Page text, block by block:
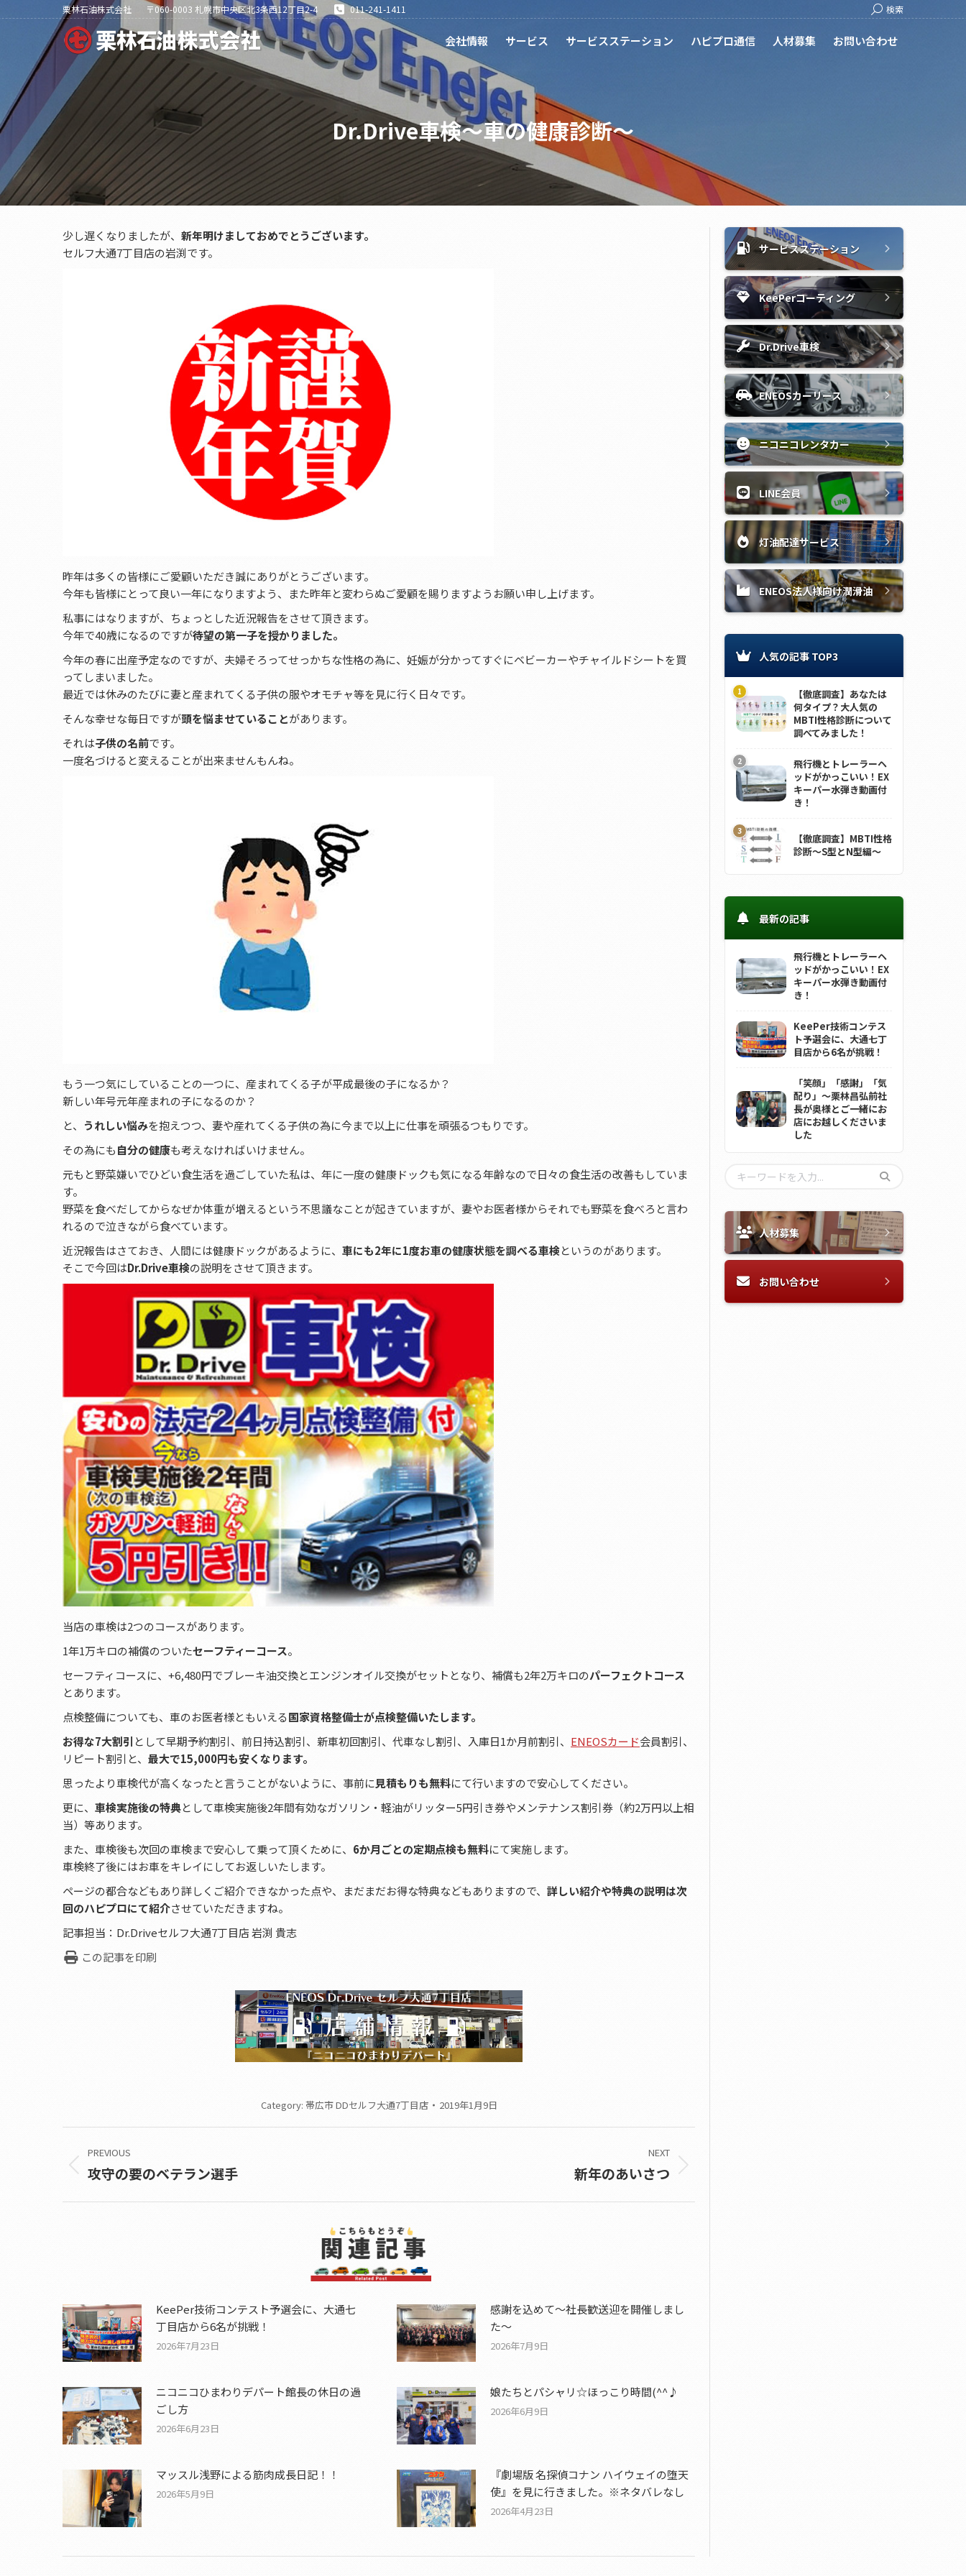
栗林石油株式会社 〒060-0003 札幌市中央区北3条西12丁目2-4 011-241-1411 Search:
検索
会社情報 サービス サービスステーション ハピプロ通信 人材募集 お問い合わせ
Dr.Drive車検～車の健康診断～
少し遅くなりましたが、 新年明けましておめでとうございます。
セルフ大通7丁目店の岩渕です。
昨年は多くの皆様にご愛顧いただき誠にありがとうございます。
今年も皆様にとって良い一年になりますよう、また昨年と変わらぬご愛顧を賜りますようお願い申し上げます。
私事にはなりますが、ちょっとした近況報告をさせて頂きます。
今年で40歳になるのですが待望の第一子を授かりました。
今年の春に出産予定なのですが、夫婦そろってせっかちな性格の為に、妊娠が分かってすぐにベビーカーやチャイルドシートを買
ってしまいました。
最近では休みのたびに妻と産まれてくる子供の服やオモチャ等を見に行く日々です。
そんな幸せな毎日ですが頭を悩ませていることがあります。
それは子供の名前です。
一度名づけると変えることが出来ませんもんね。
もう一つ気にしていることの一つに、産まれてくる子が平成最後の子になるか？
新しい年号元年産まれの子になるのか？
と、 うれしい悩みを抱えつつ、妻や産れてくる子供の為に今まで以上に仕事を頑張るつもりです。
その為にも自分の健康も考えなければいけません。
元もと野菜嫌いでひどい食生活を過ごしていた私は、年に一度の健康ドックも気になる年齢なので日々の食生活の改善もしていま
す。
野菜を食べだしてからなぜか体重が増えるという不思議なことが起きていますが、妻やお医者様からそれでも野菜を食べろと言わ
れるので泣きながら食べています。
近況報告はさておき、人間には健康ドックがあるように、 車にも2年に1度お車の健康状態を調べる車検というのがあります。
そこで今回はDr.Drive車検の説明をさせて頂きます。
当店の車検は2つのコースがあります。
1年1万キロの補償のついたセーフティーコース。
セーフティコースに、+6,480円でブレーキ油交換とエンジンオイル交換がセットとなり、補償も2年2万キロのパーフェクトコース
とあります。
点検整備についても、車のお医者様ともいえる国家資格整備士が点検整備いたします。
お得な7大割引 として早期予約割引、前日持込割引、新車初回割引、代車なし割引、入庫日1か月前割引、 ENEOSカード会員割引、
リピート割引と、 最大で15,000円も安くなります。
思ったより車検代が高くなったと言うことがないように、事前に見積もりも無料にて行いますので安心してください。
更に、 車検実施後の特典として車検実施後2年間有効なガソリン・軽油がリッター5円引き券やメンテナンス割引券（約2万円以上相
当）等あります。
また、車検後も次回の車検まで安心して乗って頂くために、 6か月ごとの定期点検も無料にて実施します。
車検終了後にはお車をキレイにしてお返しいたします。
ページの都合などもあり詳しくご紹介できなかった点や、まだまだお得な特典などもありますので、 詳しい紹介や特典の説明は次
回のハピプロにて紹介させていただきますね。
記事担当：Dr.Driveセルフ大通7丁目店 岩渕 貴志
この記事を印刷
Category: 帯広市 DDセルフ大通7丁目店 2019年1月9日
navigation
PREVIOUS
Previous
攻守の要のベテラン選手
NEXT
新年のあいさつ
KeePer技術コンテスト予選会に、大通七
丁目店から6名が挑戦！
2026年7月23日
感謝を込めて〜社長歓送迎を開催しまし
た〜
2026年7月9日
ニコニコひまわりデパート館長の休日の過
ごし方
2026年6月23日
娘たちとパシャリ☆ほっこり時間(^^♪
2026年6月9日
マッスル浅野による筋肉成長日記！！
2026年5月9日
『劇場版 名探偵コナン ハイウェイの堕天
使』を見に行きました。※ネタバレなし
2026年4月23日
サービスステーション
KeePerコーティング
Dr.Drive車検
ENEOSカーリース
ニコニコレンタカー
LINE会員
灯油配達サービス
ENEOS法人様向け潤滑油
人気の記事 TOP3
【徹底調査】あなたは
何タイプ？大人気の
MBTI性格診断について
調べてみました！
飛行機とトレーラーヘ
ッドがかっこいい！EX
キーパー水弾き動画付
き！
【徹底調査】MBTI性格
診断～S型とN型編～
最新の記事
飛行機とトレーラーヘ
ッドがかっこいい！EX
キーパー水弾き動画付
き！
KeePer技術コンテス
ト予選会に、大通七丁
目店から6名が挑戦！
「笑顔」「感謝」「気
配り」～栗林昌弘前社
長が奥様とご一緒にお
店にお越しくださいま
した
人材募集
お問い合わせ